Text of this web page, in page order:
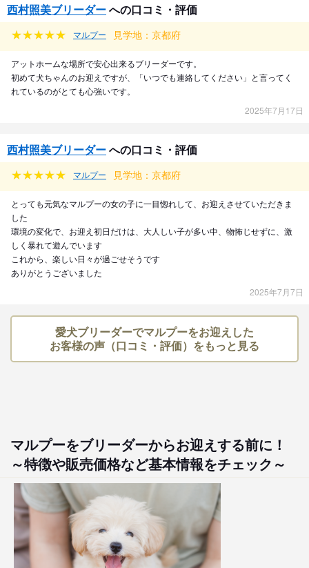
西村照美ブリーダーへの口コミ・評価
マルプー 見学地：京都府
アットホームな場所で安心出来るブリーダーです。
初めて犬ちゃんのお迎えですが、「いつでも連絡してください」と言ってく
れているのがとても心強いです。
2025年7月17日
西村照美ブリーダーへの口コミ・評価
マルプー 見学地：京都府
とっても元気なマルプーの女の子に一目惚れして、お迎えさせていただきま
した
環境の変化で、お迎え初日だけは、大人しい子が多い中、物怖じせずに、激
しく暴れて遊んでいます
これから、楽しい日々が過ごせそうです
ありがとうございました
2025年7月7日
愛犬ブリーダーでマルプーをお迎えした
お客様の声（口コミ・評価）をもっと見る
マルプーをブリーダーからお迎えする前に！
～特徴や販売価格など基本情報をチェック～